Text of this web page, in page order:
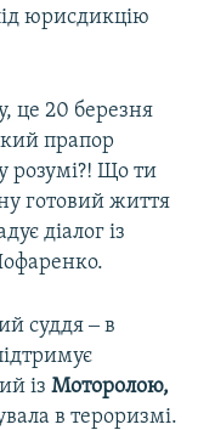
юрисдикцію
це 20 березня
прапор
розумі?! Що ти
готовий життя
діалог із
суддя ‒ в
із Моторолою,
в тероризмі.